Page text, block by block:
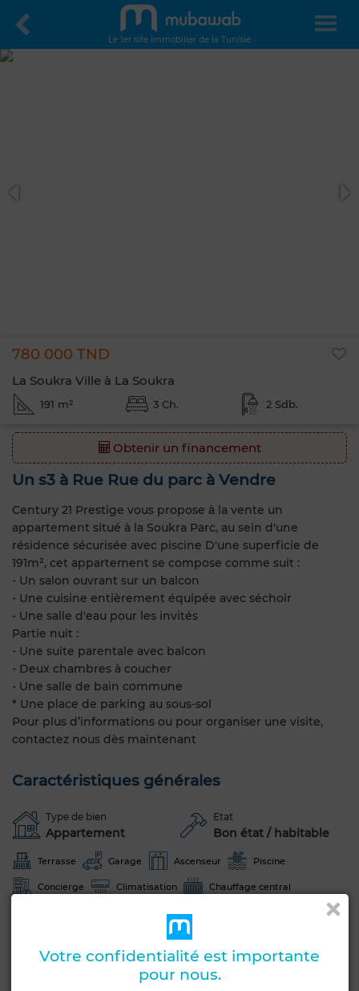
Le 1er site immobilier de la Tunisie
780 000 TND
La Soukra Ville à La Soukra
191 m² 3 Ch. 2 Sdb.
Obtenir un financement
Un s3 à Rue Rue du parc à Vendre
Century 21 Prestige vous propose à la vente un
appartement situé à la Soukra Parc, au sein d'une
résidence sécurisée avec piscine D'une superficie de
191m², cet appartement se compose comme suit :
- Un salon ouvrant sur un balcon
- Une cuisine entièrement équipée avec séchoir
- Une salle d'eau pour les invités
Partie nuit :
- Une suite parentale avec balcon
- Deux chambres à coucher
- Une salle de bain commune
* Une place de parking au sous-sol
Pour plus d’informations ou pour organiser une visite,
contactez nous dès maintenant
Caractéristiques générales
Type de bien
Appartement
Etat
Bon état / habitable
Terrasse Garage Ascenseur Piscine
Concierge Climatisation Chauffage central
Cuisine équipée
Voir plus de photos
Votre confidentialité est importante
pour nous.